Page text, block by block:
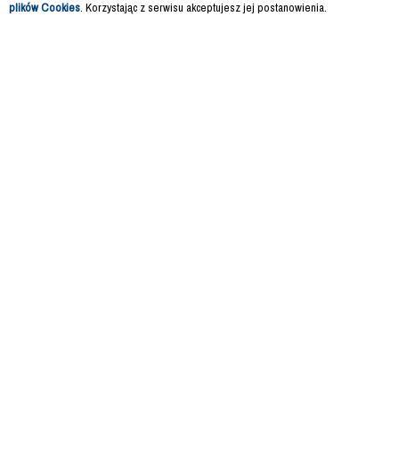
plików Cookies. Korzystając z serwisu akceptujesz jej postanowienia.